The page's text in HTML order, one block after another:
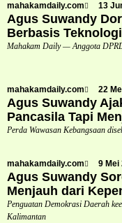
mahakamdaily.com 13
Agus Suwandy
Berbasis
Mahakam Daily — Anggota
mahakamdaily.com 22
Agus Suwandy
Pancasila Tapi
Perda Wawasan Kebangsaan
mahakamdaily.com 9 Mei
Agus Suwandy
Menjauh dari
Penguatan Demokrasi Daerah
Kalimantan